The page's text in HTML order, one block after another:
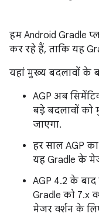
हम Android Gradle
कर रहे हैं, ताकि यह
यहां मुख्य बदलावों के
AGP अब
बड़े बदलावों को
जाएगा.
हर साल AGP
यह Gradle के
AGP 4.2 के बाद
Gradle को 7.x
मेजर वर्शन के